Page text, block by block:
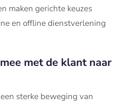
maken gerichte keuzes
en offline dienstverlening
met de klant naar
sterke beweging van